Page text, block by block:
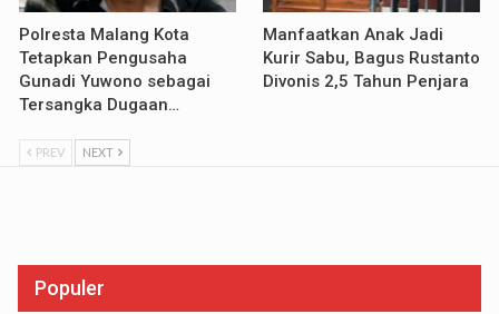
Polresta Malang Kota
Tetapkan Pengusaha
Gunadi Yuwono sebagai
Tersangka Dugaan…
Manfaatkan Anak Jadi
Kurir Sabu, Bagus Rustanto
Divonis 2,5 Tahun Penjara
PREV NEXT
Populer